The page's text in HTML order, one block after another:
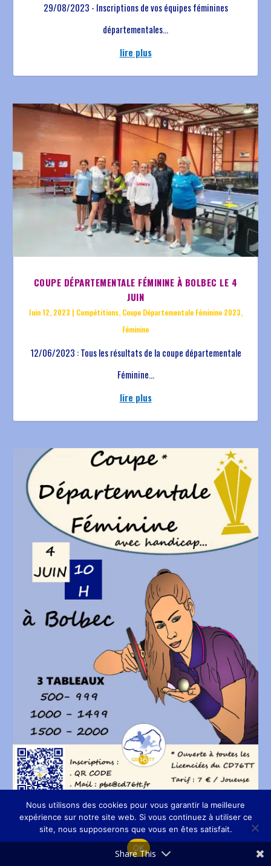
29/08/2023 - Inscriptions de vos équipes féminines
départementales...
lire plus
COUPE DÉPARTEMENTALE FÉMININE À BOLBEC LE 4
JUIN
Juin 12, 2023 | Compétitions, Coupe Départementale Féminine 2023,
Féminine
12/06/2023 : Tous les résultats de la coupe départementale
Féminine...
lire plus
COUPE DÉPRTEMANTALE FÉMININE 2023 LE 4 JUIN À
BOLBEC
Compétitions,Coupe Départementale Féminine
Share This
Nous utilisons des cookies pour vous garantir la meilleure
expérience sur notre site web. Si vous continuez à utiliser ce
site, nous supposerons que vous en êtes satisfait.
OK